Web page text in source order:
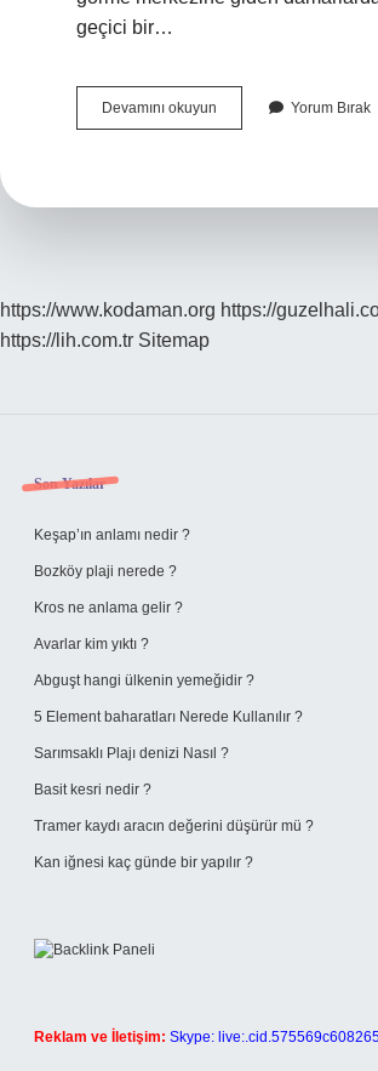
geçici bir…
Devamını okuyun
Ani
Yorum Bırak
https://www.kodaman.org https://
https://lih.com.tr Sitemap
Sidebar
Son Yazılar
Keşap’ın anlamı nedir ?
Bozköy plaji nerede ?
Kros ne anlama gelir ?
Avarlar kim yıktı ?
Abguşt hangi ülkenin yemeğidir ?
5 Element baharatları Nerede Kullanılır ?
Sarımsaklı Plajı denizi Nasıl ?
Basit kesri nedir ?
Tramer kaydı aracın değerini düşürür mü ?
Kan iğnesi kaç günde bir yapılır ?
Reklam ve İletişim: Skype: